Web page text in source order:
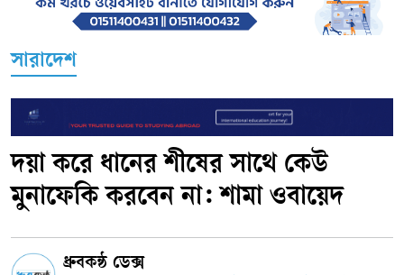
সারাদেশ
দয়া করে ধানের শীষের সাথে কেউ
মুনাফেকি করবেন না: শামা ওবায়েদ
ধ্রুবকন্ঠ ডেক্স